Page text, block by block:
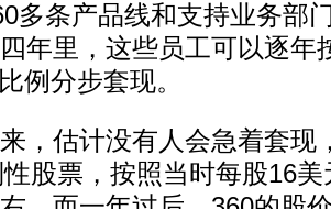
多条产品线和支持业务部
年里，这些员工可以逐年
例分步套现。
估计没有人会急着套现
股票，按照当时每股16